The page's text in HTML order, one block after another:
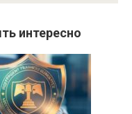
интересно